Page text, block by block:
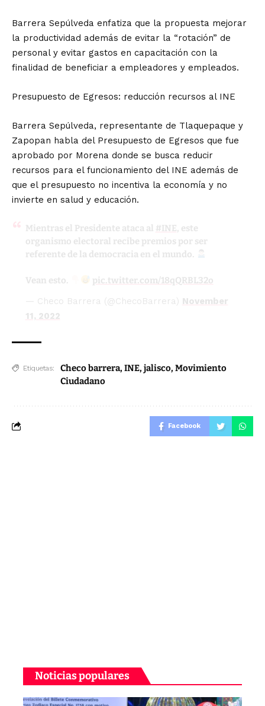
Barrera Sepúlveda enfatiza que la propuesta mejorar
la productividad además de evitar la “rotación” de
personal y evitar gastos en capacitación con la
finalidad de beneficiar a empleadores y empleados.
Presupuesto de Egresos: reducción recursos al INE
Barrera Sepúlveda, representante de Tlaquepaque y
Zapopan habla del Presupuesto de Egresos que fue
aprobado por Morena donde se busca reducir
recursos para el funcionamiento del INE además de
que el presupuesto no incentiva la economía y no
invierte en salud y educación.
Mientras el Presidente ataca al #INE, este
organismo electoral recibe premios por ser
referente de la democracia en el mundo.
Vean esto.
pic.twitter.com/18qQRBL32o
— Checo Barrera (@ChecoBarrera) November
11, 2022
Etiquetas: Checo barrera, INE, jalisco, Movimiento
Ciudadano
Facebook
Noticias populares